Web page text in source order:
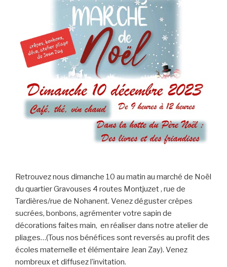
Retrouvez nous dimanche 10 au matin au marché de Noël
du quartier Gravouses 4 routes Montjuzet , rue de
Tardières/rue de Nohanent. Venez déguster crêpes
sucrées, bonbons, agrémenter votre sapin de
décorations faites main, en réaliser dans notre atelier de
pliages…(Tous nos bénéfices sont reversés au profit des
écoles maternelle et élémentaire Jean Zay). Venez
nombreux et diffusez l’invitation.